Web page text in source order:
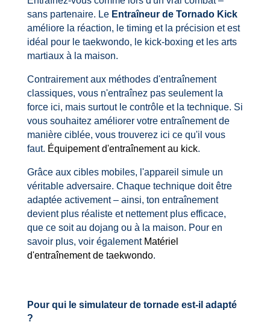
sans partenaire. Le Entraîneur de Tornado Kick
améliore la réaction, le timing et la précision et est
idéal pour le taekwondo, le kick-boxing et les arts
martiaux à la maison.
Contrairement aux méthodes d'entraînement
classiques, vous n'entraînez pas seulement la
force ici, mais surtout le contrôle et la technique. Si
vous souhaitez améliorer votre entraînement de
manière ciblée, vous trouverez ici ce qu'il vous
faut. Équipement d'entraînement au kick.
Grâce aux cibles mobiles, l'appareil simule un
véritable adversaire. Chaque technique doit être
adaptée activement – ainsi, ton entraînement
devient plus réaliste et nettement plus efficace,
que ce soit au dojang ou à la maison. Pour en
savoir plus, voir également Matériel
d'entraînement de taekwondo.
Pour qui le simulateur de tornade est-il adapté
?